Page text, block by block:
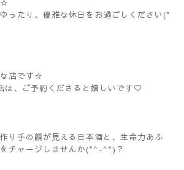
☆
ったり、優雅な休日をお過ごしください(*
店です☆
店は、ご予約くださると嬉しいです♡
り手の顔が見える日本酒と、生命力あふ
をチャージしませんか(*^-^*)？